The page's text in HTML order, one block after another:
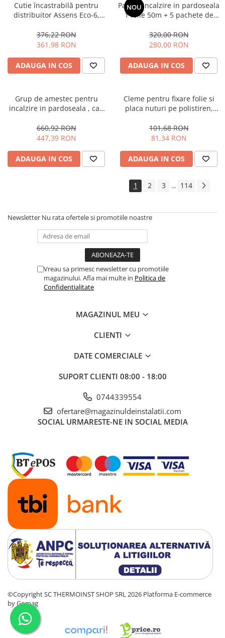
Cutie încastrabilă pentru
distribuitor Assens Eco-6,
111-170mm
376,22 RON
361,98 RON
ADAUGA IN COS
NOU
Pachet incalzire in pardoseala
1 folie 50m + 5 pachete de
320,00 RON
280,00 RON
ADAUGA IN COS
Grup de amestec pentru
incalzire in pardoseala , cap
pompa, 20°C - 60°C
660,92 RON
447,39 RON
ADAUGA IN COS
Cleme pentru fixare folie si
placa nuturi pe polistiren,
101,68 RON
81,34 RON
ADAUGA IN COS
1 2 3 ... 114
Newsletter Nu rata ofertele si promotiile noastre
Vreau sa primesc newsletter cu promotiile
magazinului. Afla mai multe in Politica de
Confidentialitate
MAGAZINUL MEU
CLIENTI
DATE COMERCIALE
SUPORT CLIENTI 08:00 - 18:00
0744339554
ofertare@magazinuldeinstalatii.com
SOCIAL URMARESTE-NE IN SOCIAL MEDIA
©Copyright SC THERMOINST SHOP SRL 2026 Platforma E-commerce
by Gomag